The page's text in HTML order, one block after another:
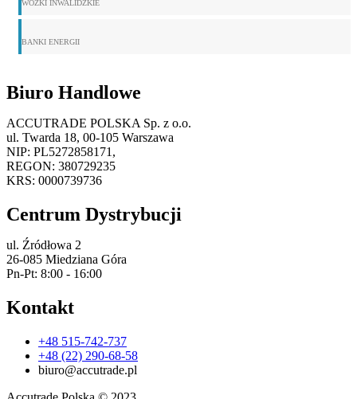
WÓZKI INWALIDZKIE
BANKI ENERGII
Biuro Handlowe
ACCUTRADE POLSKA Sp. z o.o.
ul. Twarda 18, 00-105 Warszawa
NIP: PL5272858171,
REGON: 380729235
KRS: 0000739736
Centrum Dystrybucji
ul. Źródłowa 2
26-085 Miedziana Góra
Pn-Pt: 8:00 - 16:00
Kontakt
+48 515-742-737
+48 (22) 290-68-58
biuro@accutrade.pl